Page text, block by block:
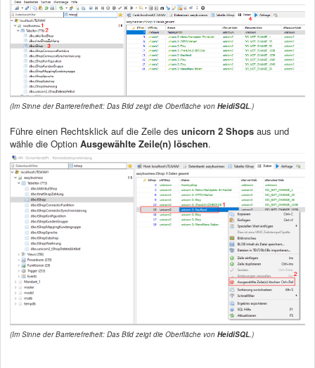
(Im Sinne der Barrierefreiheit: Das Bild zeigt die Oberfläche von HeidiSQL.)
Führe einen Rechtsklick auf die Zeile des unicorn 2 Shops aus und
wähle die Option Ausgewählte Zeile(n) löschen.
(Im Sinne der Barrierefreiheit: Das Bild zeigt die Oberfläche von HeidiSQL.)